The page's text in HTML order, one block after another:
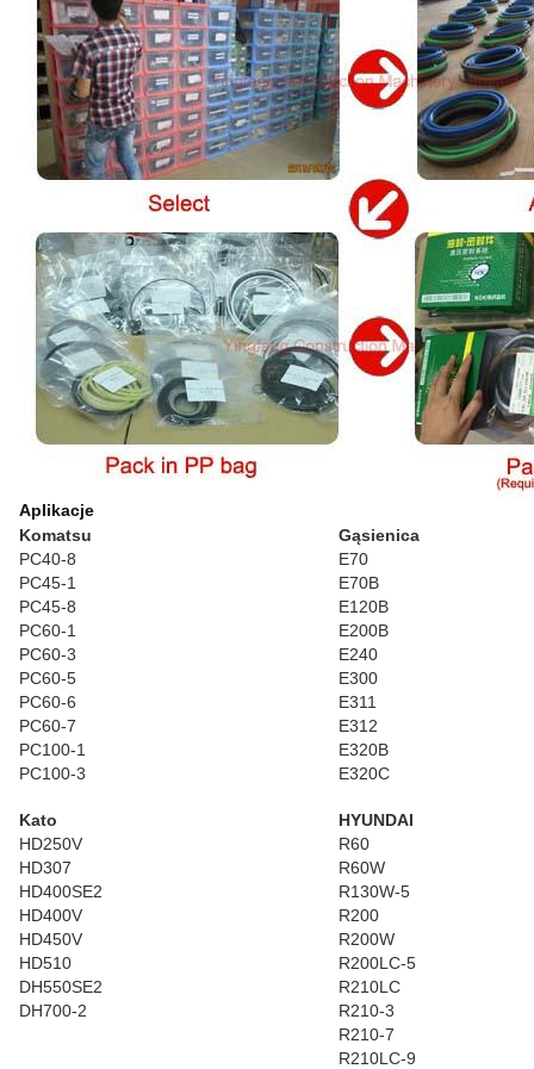
Aplikacje
Komatsu
Gąsienica
PC40-8
E70
PC45-1
E70B
PC45-8
E120B
PC60-1
E200B
PC60-3
E240
PC60-5
E300
PC60-6
E311
PC60-7
E312
PC100-1
E320B
PC100-3
E320C
Kato
HYUNDAI
HD250V
R60
HD307
R60W
HD400SE2
R130W-5
HD400V
R200
HD450V
R200W
HD510
R200LC-5
DH550SE2
R210LC
DH700-2
R210-3
R210-7
R210LC-9